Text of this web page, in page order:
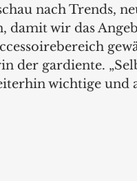
nach Trends,
damit wir das
der gardiente.
wichtige und